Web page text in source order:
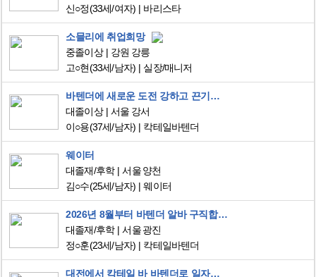
신○정(33세/여자) 바리스타
소믈리에 취업희망
중졸이상
강원 강릉
고○현(33세/남자) 실장/매니저
바텐더에 새로운 도전 강하고 끈기있는 잡초 같은 신입 이재용입니다
대졸이상
서울 강서
이○용(37세/남자) 칵테일바텐더
웨이터
대졸재/후학
서울 양천
김○수(25세/남자) 웨이터
2026년 8월부터 바텐더 알바 구직합니다.
대졸재/후학
서울 광진
정○훈(23세/남자) 칵테일바텐더
대전에서 칵테일 바 바텐더로 일자리를 구인하고 있습니다